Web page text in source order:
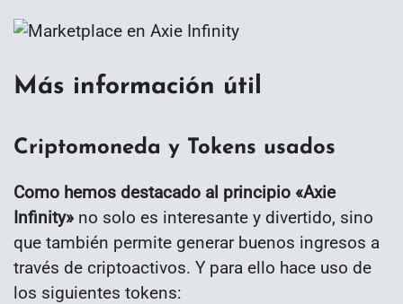
Más información útil
Criptomoneda y Tokens usados
Como hemos destacado al principio «Axie
Infinity» no solo es interesante y divertido, sino
que también permite generar buenos ingresos a
través de criptoactivos. Y para ello hace uso de
los siguientes tokens: